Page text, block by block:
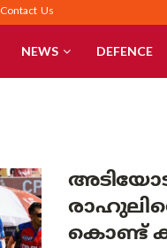
Contact Us
NEWS DEFENCE
കൊണ്ട്